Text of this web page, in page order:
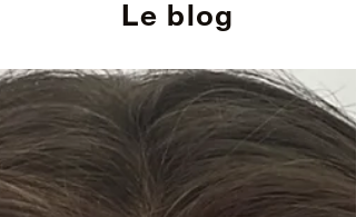
Le blog